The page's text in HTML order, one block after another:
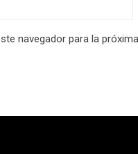
navegador para la